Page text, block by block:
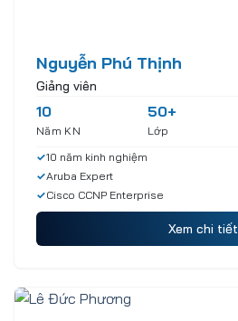
Nguyễn Phú Thịnh
Giảng viên
10
Năm KN
50+
Lớp
✓10 năm kinh nghiệm
✓Aruba Expert
✓Cisco CCNP Enterprise
Xem chi tiết